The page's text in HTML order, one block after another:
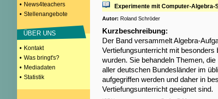
• News4teachers
• Stellenangebote
ÜBER UNS
• Kontakt
• Was bringt's?
• Mediadaten
• Statistik
Experimente mit Computer-Algebra-
Autor: Roland Schröder
Kurzbeschreibung:
Der Band versammelt Algebra-
Vertiefungsunterricht mit
wurden. Sie behandeln Themen,
aller deutschen Bundesländer im
aufgegriffen werden und daher in
Vertiefungsunterricht geeignet sind.